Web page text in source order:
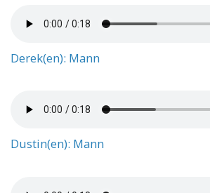
Derek(en): Mann
Dustin(en): Mann